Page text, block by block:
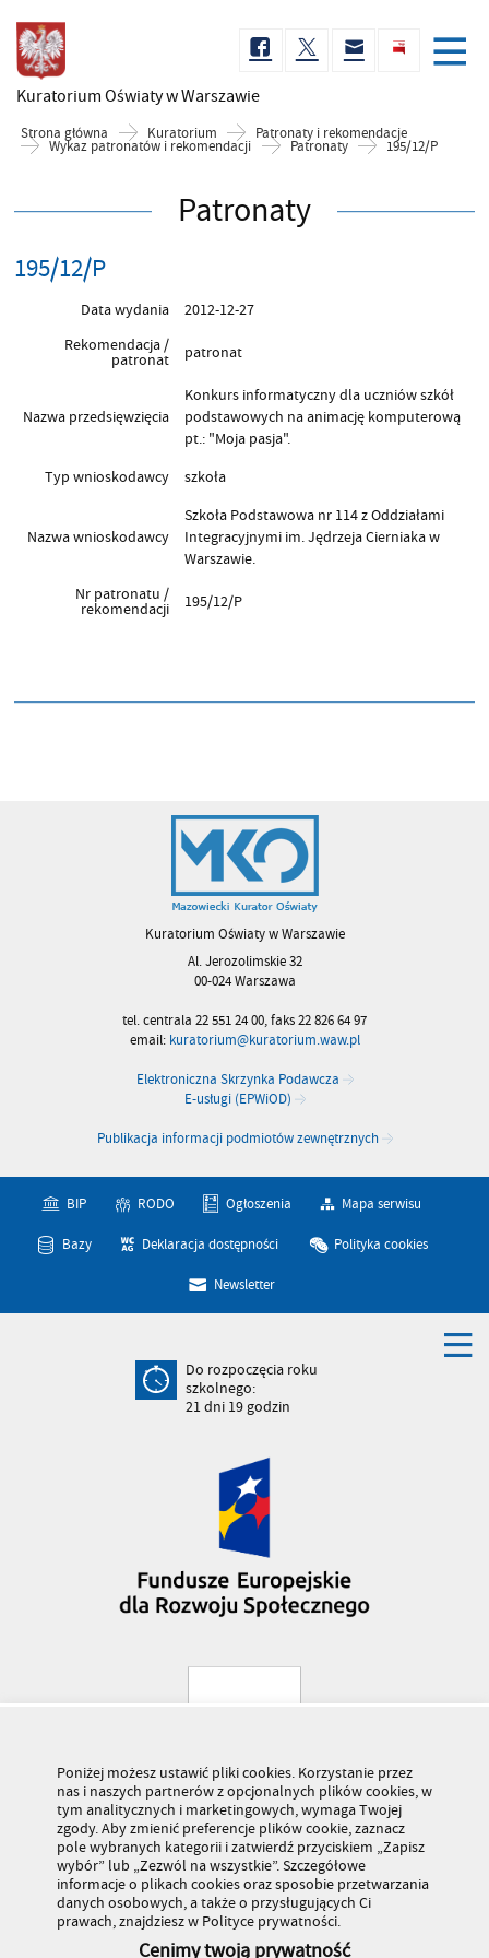
Kuratorium Oświatyw Warszawie
Strona główna Kuratorium Patronaty i rekomendacje
Wykaz patronatów i rekomendacji Patronaty 195/12/P
Patronaty
195/12/P
Data wydania
2012-12-27
Rekomendacja /
patronat patronat
Nazwa przedsięwzięcia
Konkurs informatyczny dla uczniów szkół
podstawowych na animację komputerową
pt.: "Moja pasja".
Typ wnioskodawcy
szkoła
Nazwa wnioskodawcy
Szkoła Podstawowa nr 114 z Oddziałami
Integracyjnymi im. Jędrzeja Cierniaka w
Warszawie.
Nr patronatu /
rekomendacji 195/12/P
Kuratorium Oświaty w Warszawie
Al. Jerozolimskie 32
00-024 Warszawa
tel. centrala 22 551 24 00, faks 22 826 64 97
email: kuratorium@kuratorium.waw.pl
Elektroniczna Skrzynka Podawcza
E-usługi (EPWiOD)
Publikacja informacji podmiotów zewnętrznych
BIP RODO Ogłoszenia Mapa serwisu
Bazy Deklaracja dostępności Polityka cookies
Newsletter
Do rozpoczęcia roku
szkolnego:
21dni 19godzin
Poniżej możesz ustawić pliki cookies. Korzystanie przez
nas i naszych partnerów z opcjonalnych plików cookies, w
tym analitycznych i marketingowych, wymaga Twojej
zgody. Aby zmienić preferencje plików cookie, zaznacz
pole wybranych kategorii i zatwierdź przyciskiem „Zapisz
wybór” lub „Zezwól na wszystkie”. Szczegółowe
informacje o plikach cookies oraz sposobie przetwarzania
danych osobowych, a także o przysługujących Ci
prawach, znajdziesz w Polityce prywatności.
Cenimy twoją prywatność